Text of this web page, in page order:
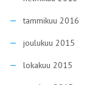
tammikuu 2016
joulukuu 2015
lokakuu 2015